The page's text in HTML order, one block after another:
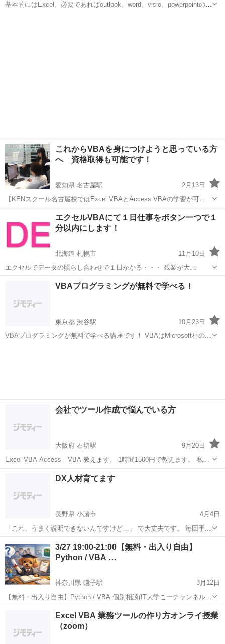
基本的にはExcel、必要であればoutlook、word、visio、powerpointの
これからVBAを身につけようと思っている方
へ 資格取得も可能です！
愛知県 名古屋駅
2月13日
【KENスクール名古屋校ではExcel VBAとAccess VBAの学習が可能
です】 ＜Excel VBA＞ Excel VBAはExcelの操作に「スピード」と
「効率」を与えてくれます。 Excelの操作効率を...
エクセルVBAにて１日仕事をボタン一つで１
分以内にします！
北海道 札幌市
11月10日
エクセルでデータの照らし合わせで１日かかる・・・ 残業が大
変・・・ 人が足りない派遣を雇おうかな・・・ 目でチェックするとミ
スが出る・・・ 何万件のデータの突き合わせがある・・・ などなど
VBA
VBAプログラミングが無料で学べる！
東京都 渋谷駅
10月23日
VBAプログラミングが無料で学べる講座です！ VBAはMicrosoft社の
会社でツール作成で悩んでいる方
大阪府 石切駅
9月20日
Excel VBA Access VBA 教えます。 1時間1500円で教えます。 私は
大阪で働いているので、 最寄の大阪市内の地下鉄の駅にこちらからお
伺いいたします。 帰りとかでどこかの喫茶店とかマクドとか...
石切駅 VBA
DX人材育てます
長野県 小諸市
4月4日
「これ、うまく説明できないんですけど…」 で大丈夫です。 毎回手で
やってること。 なんとなく面倒なこと。 あったらいいなと思ってるこ
と。 それだけ持ってきてください。 この教室、ゴールがあります。
自分で使えるようになったら...
3/27 19:00-21:00【無料・出入り自由】
Python / VBA …
神奈川県 磯子駅
3月12日
【無料・出入り自由】Python / VBA 個別相談(IT大学こーチャンネル運
営) 「PythonやVBAでここが分からない…」 「自動化したいけどどう
作ればいい？」 「エラーが出て止まった…」 そんな...
VBA
Excel VBA 業務ツールの作り方オンライ授業
（zoom）